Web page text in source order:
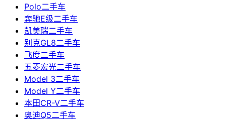
Polo二手车
奔驰E级二手车
凯美瑞二手车
别克GL8二手车
飞度二手车
五菱宏光二手车
Model 3二手车
Model Y二手车
本田CR-V二手车
奥迪Q5二手车